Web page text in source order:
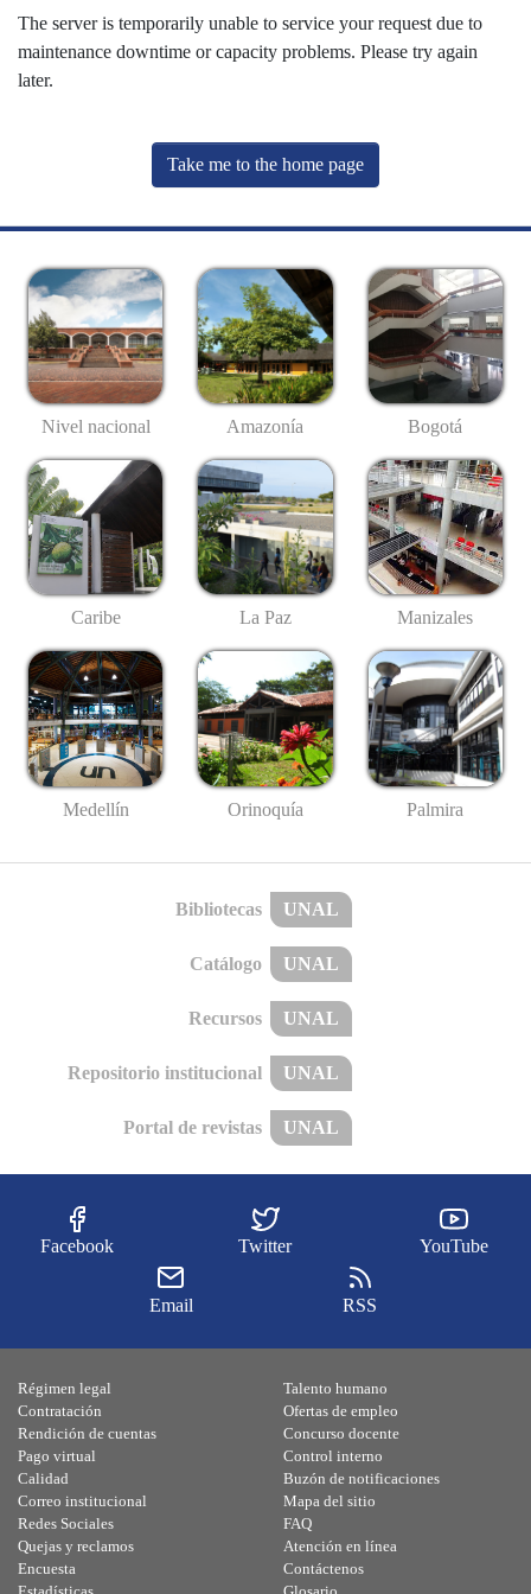
The server is temporarily unable to service your request due to
maintenance downtime or capacity problems. Please try again
later.
Take me to the home page
Nivel nacional Amazonía Bogotá
Caribe La Paz Manizales
Medellín Orinoquía Palmira
Bibliotecas UNAL
Catálogo UNAL
Recursos UNAL
Repositorio institucional UNAL
Portal de revistas UNAL
Facebook Twitter YouTube
Email RSS
Régimen legal
Contratación
Rendición de cuentas
Pago virtual
Calidad
Talento humano
Ofertas de empleo
Concurso docente
Control interno
Buzón de notificaciones
Correo institucional
Redes Sociales
Quejas y reclamos
Encuesta
Mapa del sitio
FAQ
Atención en línea
Contáctenos